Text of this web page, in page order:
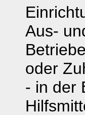
Aus-
oder
- in der